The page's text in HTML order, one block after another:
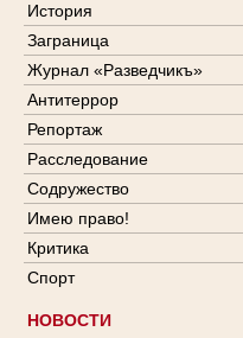
История
Заграница
Журнал «Разведчикъ»
Антитеррор
Репортаж
Расследование
Содружество
Имею право!
Критика
Спорт
НОВОСТИ